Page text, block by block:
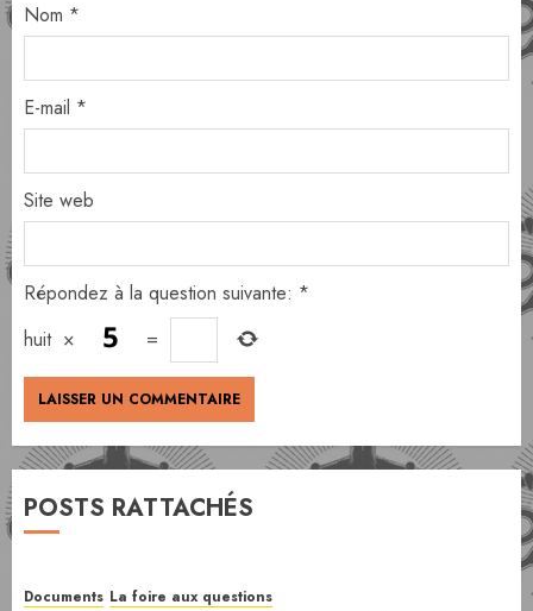
Nom *
E-mail *
Site web
Répondez à la question suivante: *
huit × =
POSTS RATTACHÉS
Documents La foire aux questions